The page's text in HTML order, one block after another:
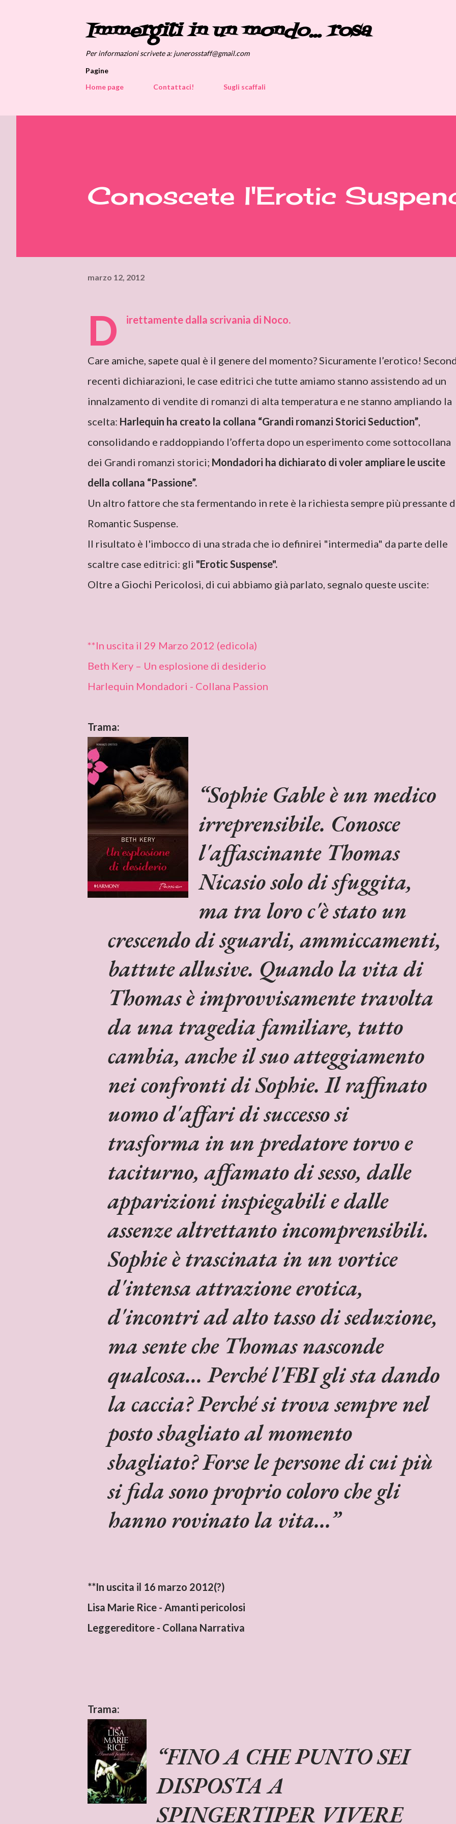
Immergiti in un mondo... rosa
Per informazioni scrivete a: junerosstaff@gmail.com
Pagine
Home page
Contattaci! Sugli scaffali
Conoscete l'Erotic
marzo 12, 2012
D irettamente dalla scrivania di Noco.
Care amiche, sapete qual è il genere del momento? Sicuramente l’erotico!
recenti dichiarazioni, le case editrici che tutte amiamo stanno assistendo ad un
innalzamento di vendite di romanzi di alta temperatura e ne stanno ampliando la
scelta: Harlequin ha creato la collana “Grandi romanzi Storici Seduction”,
consolidando e raddoppiando l’offerta dopo un esperimento come sottocollana
dei Grandi romanzi storici; Mondadori ha dichiarato di voler ampliare le uscite
della collana “Passione”.
Un altro fattore che sta fermentando in rete è la richiesta sempre più pressante
Romantic Suspense.
Il risultato è l'imbocco di una strada che io definirei "intermedia" da parte delle
scaltre case editrici: gli "Erotic Suspense".
Oltre a Giochi Pericolosi, di cui abbiamo già parlato, segnalo queste uscite:
**In uscita il 29 Marzo 2012 (edicola)
Beth Kery – Un esplosione di desiderio
Harlequin Mondadori - Collana Passion
Trama:
Sophie Gable è un medico
irreprensibile. Conosce
l'affascinante Thomas
Nicasio solo di sfuggita,
ma tra loro c'è stato un
crescendo di sguardi, ammiccamenti,
battute allusive. Quando la vita di
Thomas è improvvisamente travolta
da una tragedia familiare, tutto
cambia, anche il suo atteggiamento
nei confronti di Sophie. Il raffinato
uomo d'affari di successo si
trasforma in un predatore torvo e
taciturno, affamato di sesso, dalle
apparizioni inspiegabili e dalle
assenze altrettanto incomprensibili.
Sophie è trascinata in un vortice
d'intensa attrazione erotica,
d'incontri ad alto tasso di seduzione,
ma sente che Thomas nasconde
qualcosa... Perché l'FBI gli sta dando
la caccia? Perché si trova sempre nel
posto sbagliato al momento
sbagliato? Forse le persone di cui più
si fida sono proprio coloro che gli
hanno rovinato la vita...
**In uscita il 16 marzo 2012(?)
Lisa Marie Rice - Amanti pericolosi
Leggereditore - Collana Narrativa
Trama:
FINO A CHE PUNTO SEI
DISPOSTA A
SPINGERTIPER VIVERE